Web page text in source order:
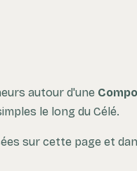
autour d'une
le long du Célé.
sur cette page et